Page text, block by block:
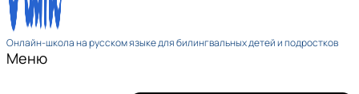
Онлайн-школа на русском языке для билингвальных детей и подростков
Меню